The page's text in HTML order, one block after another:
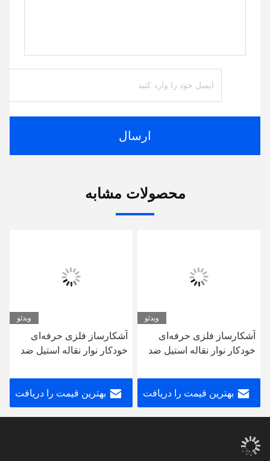
ارسال
محصولات مشابه
ویدئو
آشکارساز فلزی حرفه‌ای
خودکار نوار نقاله استیل ضد
غذایی دریایی، شیرینی،
بیسکویت، گوشت، دارای
گواهی CE
بهترین قیمت را دریافت
ویدئو
آشکارساز فلزی حرفه‌ای
خودکار نوار نقاله استیل ضد
غذایی دریایی، شیرینی،
بیسکویت، گوشت، دارای
گواهی CE
بهترین قیمت را دریافت